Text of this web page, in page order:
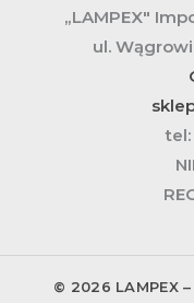
„LAMPEX"
ul.
tel:
© 2026 LAMPEX